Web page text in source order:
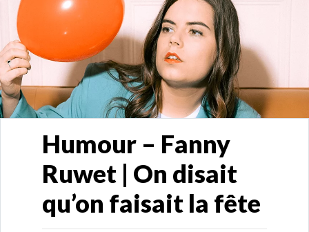
Humour – Fanny
Ruwet | On disait
qu’on faisait la fête